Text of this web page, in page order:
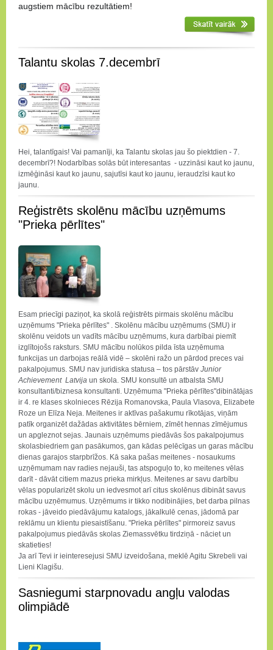
augstiem mācību rezultātiem!
Talantu skolas 7.decembrī
Hei, talantīgais! Vai pamanīji, ka Talantu skolas jau šo piektdien - 7.
decembrī?! Nodarbības solās būt interesantas - uzzināsi kaut ko jaunu,
izmēģināsi kaut ko jaunu, sajutīsi kaut ko jaunu, ieraudzīsi kaut ko
jaunu.
Reģistrēts skolēnu mācību uzņēmums
"Prieka pērlītes"
Esam priecīgi paziņot, ka skolā reģistrēts pirmais skolēnu mācību
uzņēmums "Prieka pērlītes" . Skolēnu mācību uzņēmums (SMU) ir
skolēnu veidots un vadīts mācību uzņēmums, kura darbībai piemīt
izglītojošs raksturs. SMU mācību nolūkos pilda īsta uzņēmuma
funkcijas un darbojas reālā vidē – skolēni ražo un pārdod preces vai
pakalpojumus. SMU nav juridiska statusa – tos pārstāv Junior
Achievement Latvija un skola. SMU konsultē un atbalsta SMU
konsultanti/biznesa konsultanti. Uzņēmuma "Prieka pērlītes"dibinātājas
ir 4. re klases skolnieces Rēzija Romanovska, Paula Vlasova, Elizabete
Roze un Elīza Neja. Meitenes ir aktīvas pašakumu rīkotājas, viņām
patīk organizēt dažādas aktivitātes bērniem, zīmēt hennas zīmējumus
un apgleznot sejas. Jaunais uzņēmums piedāvās šos pakalpojumus
skolasbiedriem gan pasākumos, gan kādas pelēcīgas un garas mācību
dienas garajos starpbrīžos. Kā saka pašas meitenes - nosaukums
uzņēmumam nav radies nejauši, tas atspoguļo to, ko meitenes vēlas
darīt - dāvāt citiem mazus prieka mirkļus. Meitenes ar savu darbību
vēlas popularizēt skolu un iedvesmot arī citus skolēnus dibināt savus
mācību uzņēmumus. Uzņēmums ir tikko nodibinājies, bet darba pilnas
rokas - jāveido piedāvājumu katalogs, jākalkulē cenas, jādomā par
reklāmu un klientu piesaistīšanu. "Prieka pērlītes" pirmoreiz savus
pakalpojumus piedāvās skolas Ziemassvētku tirdziņā - nāciet un
skatieties!
Ja arī Tevi ir ieinteresejusi SMU izveidošana, meklē Agitu Skrebeli vai
Lieni Klagišu.
Sasniegumi starpnovadu angļu valodas
olimpiādē